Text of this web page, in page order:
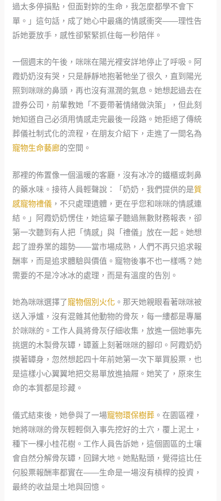
過太多停損點，但面對妳的生命，我怎麼都學不會下
單。」這句話，成了她心中最痛的情感衝突——理性告
訴她要放手，感性卻緊緊抓住每一秒陪伴。
一個週末的午後，咪咪在陽光裡安詳地停止了呼吸。阿
霞奶奶沒有哭，只是靜靜地抱著牠坐了很久，直到陽光
照到咪咪的鼻頭，再也沒有濕潤的氣息。她想起過去在
證券公司，前輩教她「不要帶著情緒做決策」，但此刻
她知道自己必須用情感走完最後一段路。她拒絕了傳統
葬儀社制式化的流程，在朋友介紹下，走進了一間名為
寵物生命藝廊的空間。
那裡的佈置像一個溫暖的客廳，沒有冰冷的鐵櫃或刺鼻
的藥水味。接待人員輕聲說：「奶奶，我們提供的是質
感寵物禮儀，不只處理遺體，更在乎您和咪咪的情感連
結。」阿霞奶奶愣住，她這輩子聽過無數財務報表，卻
第一次聽到有人把「情感」與「禮儀」放在一起。她想
起了證券業的趨勢——當市場成熟，人們不再只追求報
酬率，而是追求體驗與價值。寵物後事不也一樣嗎？她
需要的不是冷冰冰的處理，而是有溫度的告別。
她為咪咪選擇了寵物個別火化。那天她親眼看著咪咪被
送入淨爐，沒有混雜其他動物的骨灰，每一縷都是專屬
於咪咪的。工作人員將骨灰仔細收集，放進一個她事先
挑選的木製骨灰罈，罈蓋上刻著咪咪的腳印。阿霞奶奶
摸著罈身，忽然想起四十年前她第一次下單買股票，也
是這樣小心翼翼地把交易單放進抽屜。她笑了，原來生
命的本質都是珍藏。
儀式結束後，她參與了一場寵物環保樹葬。在園區裡，
她將咪咪的骨灰輕輕倒入事先挖好的土穴，覆上泥土，
種下一棵小桂花樹。工作人員告訴她，這個園區的土壤
會自然分解骨灰罈，回歸大地。她點點頭，覺得這比任
何股票報酬率都實在——生命是一場沒有槓桿的投資，
最終的收益是土地與回憶。